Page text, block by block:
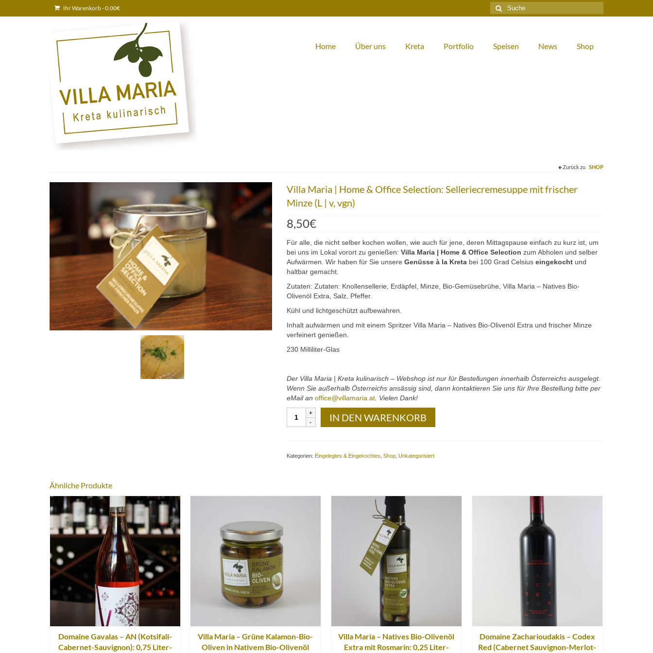
Ihr Warenkorb-0,00€
Suche
nach:
Home Über uns Kreta Portfolio Speisen News Shop
Zurück zu SHOP
Villa Maria | Home & Office Selection: Selleriecremesuppe mit frischer
Minze (L | v, vgn)
8,50€
Für alle, die nicht selber kochen wollen, wie auch für jene, deren Mittagspause einfach zu kurz ist, um
bei uns im Lokal vorort zu genießen: Villa Maria | Home & Office Selection zum Abholen und selber
Aufwärmen. Wir haben für Sie unsere Genüsse à la Kretabei 100 Grad Celsius eingekocht und
haltbar gemacht.
Zutaten: Zutaten: Knollensellerie, Erdäpfel, Minze, Bio-Gemüsebrühe, Villa Maria – Natives Bio-
Olivenöl Extra, Salz, Pfeffer.
Kühl und lichtgeschützt aufbewahren.
Inhalt aufwärmen und mit einem Spritzer Villa Maria – Natives Bio-Olivenöl Extra und frischer Minze
verfeinert genießen.
230 Milliliter-Glas
Der Villa Maria | Kreta kulinarisch – Webshop ist nur für Bestellungen innerhalb Österreichs ausgelegt.
Wenn Sie außerhalb Österreichs ansässig sind, dann kontaktieren Sie uns für Ihre Bestellung bitte per
eMail an office@villamaria.at. Vielen Dank!
Maria
Office
IN DEN WARENKORB
Kategorien: Eingelegtes & Eingekochtes Shop, Unkategorisiert
Ähnliche Produkte
Domaine Gavalas – AN (Kotsifali-
Cabernet-Sauvignon): 0,75 Liter-
Villa Maria – Grüne Kalamon-Bio-
Oliven in Nativem Bio-Olivenöl
Villa Maria – Natives Bio-Olivenöl
Extra mit Rosmarin: 0,25 Liter-
Domaine Zacharioudakis – Codex
Red (Cabernet Sauvignon-Merlot-